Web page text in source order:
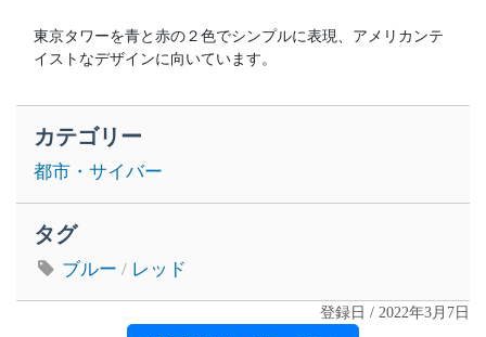
東京タワーを青と赤の２色でシンプルに表現、アメリカンテ
イストなデザインに向いています。
カテゴリー
都市・サイバー
タグ
ブルー / レッド
登録日 / 2022年3月7日